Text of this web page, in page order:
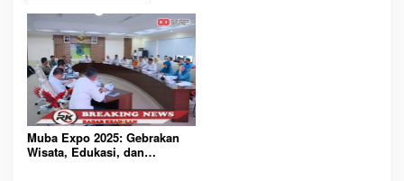
Muba Expo 2025: Gebrakan
Wisata, Edukasi, dan